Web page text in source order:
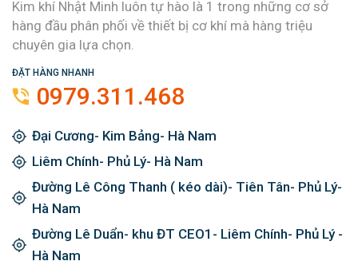
Kim khí Nhật Minh luôn tự hào là 1 trong những cơ sở
hàng đầu phân phối về thiết bị cơ khí mà hàng triệu
chuyên gia lựa chọn.
ĐẶT HÀNG NHANH
0979.311.468
Đại Cương- Kim Bảng- Hà Nam
Liêm Chính- Phủ Lý- Hà Nam
Đường Lê Công Thanh ( kéo dài)- Tiên Tân- Phủ Lý-
Hà Nam
Đường Lê Duẩn- khu ĐT CEO1- Liêm Chính- Phủ Lý -
Hà Nam